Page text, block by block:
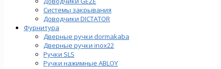
Cистемы закрывания
Доводчики DICTATOR
Фурнитура
Дверные ручки dormakaba
Дверные ручки inox22
Ручки SLS
Ручки нажимные ABLOY